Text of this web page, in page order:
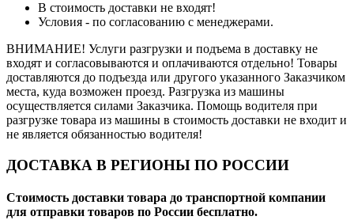
В стоимость доставки не входят!
Условия - по согласованию с менеджерами.
ВНИМАНИЕ! Услуги разгрузки и подъема в доставку не
входят и согласовываются и оплачиваются отдельно! Товары
доставляются до подъезда или другого указанного Заказчиком
места, куда возможен проезд. Разгрузка из машины
осуществляется силами Заказчика. Помощь водителя при
разгрузке товара из машины в стоимость доставки не входит и
не является обязанностью водителя!
ДОСТАВКА В РЕГИОНЫ ПО РОССИИ
Стоимость доставки товара до транспортной компании
для отправки товаров по России бесплатно.